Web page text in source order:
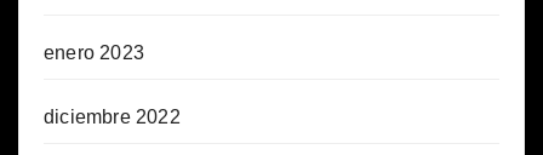
enero 2023
diciembre 2022